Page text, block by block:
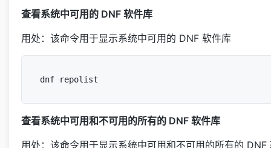
查看系统中可用的 DNF 软件库
用处：该命令用于显示系统中可用的 DNF 软件库
查看系统中可用和不可用的所有的 DNF 软件库
用处：该命令用于显示系统中可用和不可用的所有的 DNF